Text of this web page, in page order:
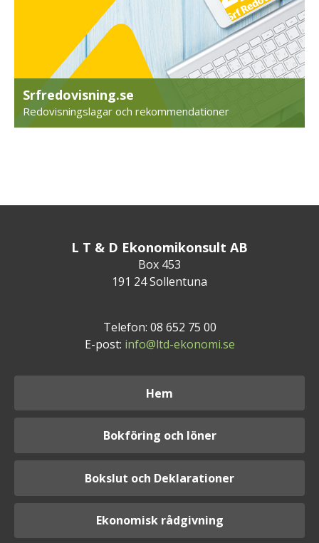
Srfredovisning.se
Redovisningslagar och rekommendationer
L T & D Ekonomikonsult AB
Box 453
191 24 Sollentuna
Telefon: 08 652 75 00
E-post: info@ltd-ekonomi.se
Hem
Bokföring och löner
Bokslut och Deklarationer
Ekonomisk rådgivning